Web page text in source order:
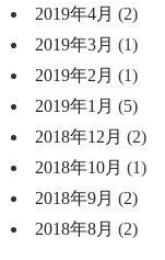
2019年4月 (2)
2019年3月 (1)
2019年2月 (1)
2019年1月 (5)
2018年12月 (2)
2018年10月 (1)
2018年9月 (2)
2018年8月 (2)